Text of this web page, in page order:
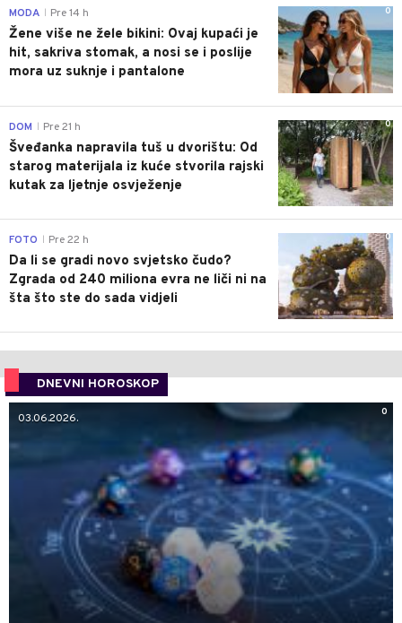
0
MODA Pre 14 h
Žene više ne žele bikini: Ovaj kupaći je
hit, sakriva stomak, a nosi se i poslije
mora uz suknje i pantalone
0
DOM Pre 21 h
Šveđanka napravila tuš u dvorištu: Od
starog materijala iz kuće stvorila rajski
kutak za ljetnje osvježenje
0
FOTO Pre 22 h
Da li se gradi novo svjetsko čudo?
Zgrada od 240 miliona evra ne liči ni na
šta što ste do sada vidjeli
DNEVNI HOROSKOP
0
03.06.2026.